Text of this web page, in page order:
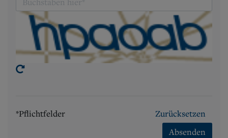
*Pflichtfelder
Zurücksetzen
Absenden